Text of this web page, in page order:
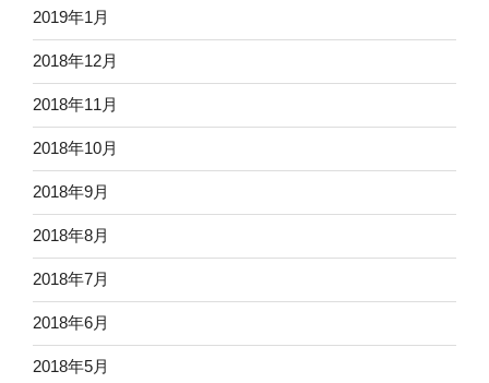
2019年1月
2018年12月
2018年11月
2018年10月
2018年9月
2018年8月
2018年7月
2018年6月
2018年5月